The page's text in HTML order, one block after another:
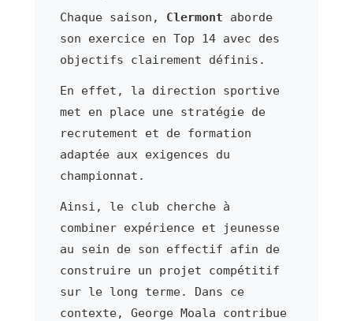
Chaque saison, Clermont aborde
son exercice en Top 14 avec des
objectifs clairement définis.
En effet, la direction sportive
met en place une stratégie de
recrutement et de formation
adaptée aux exigences du
championnat.
Ainsi, le club cherche à
combiner expérience et jeunesse
au sein de son effectif afin de
construire un projet compétitif
sur le long terme. Dans ce
contexte, George Moala contribue